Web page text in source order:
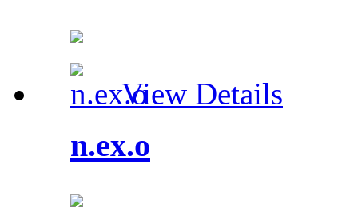
View Details
n.ex.o